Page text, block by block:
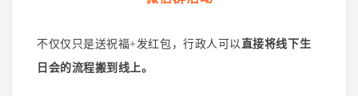
不仅仅只是送祝福+发红包，行政人可以 直接将线下生
日会的流程搬到线上。